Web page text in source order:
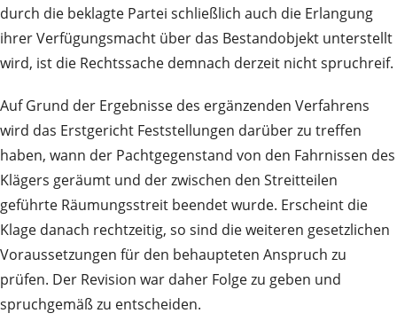
durch die beklagte Partei schließlich auch die Erlangung
ihrer Verfügungsmacht über das Bestandobjekt unterstellt
wird, ist die Rechtssache demnach derzeit nicht spruchreif.
Auf Grund der Ergebnisse des ergänzenden Verfahrens
wird das Erstgericht Feststellungen darüber zu treffen
haben, wann der Pachtgegenstand von den Fahrnissen des
Klägers geräumt und der zwischen den Streitteilen
geführte Räumungsstreit beendet wurde. Erscheint die
Klage danach rechtzeitig, so sind die weiteren gesetzlichen
Voraussetzungen für den behaupteten Anspruch zu
prüfen. Der Revision war daher Folge zu geben und
spruchgemäß zu entscheiden.